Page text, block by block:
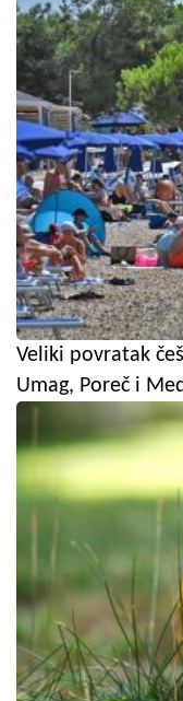
Veliki povratak
Umag, Poreč i